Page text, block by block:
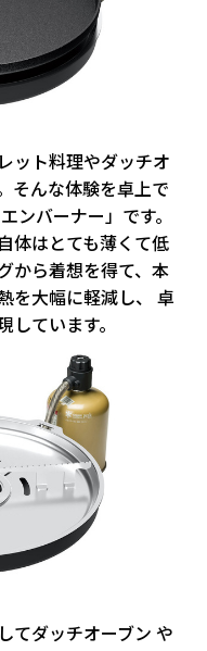
ット料理やダッチオ
そんな体験を卓上で
ンバーナー」です。
体はとても薄くて低
から着想を得て、本
を大幅に軽減し、 卓
ています。
てダッチオーブン や